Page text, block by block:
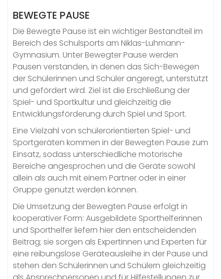
BEWEGTE PAUSE
Die Bewegte Pause ist ein wichtiger Bestandteil im
Bereich des Schulsports am Niklas-Luhmann-
Gymnasium. Unter Bewegter Pause werden
Pausen verstanden, in denen das Sich-Bewegen
der Schülerinnen und Schüler angeregt, unterstützt
und gefördert wird. Ziel ist die Erschließung der
Spiel- und Sportkultur und gleichzeitig die
Entwicklungsförderung durch Spiel und Sport.
Eine Vielzahl von schülerorientierten Spiel- und
Sportgeräten kommen in der Bewegten Pause zum
Einsatz, sodass unterschiedliche motorische
Bereiche angesprochen und die Geräte sowohl
allein als auch mit einem Partner oder in einer
Gruppe genutzt werden können.
Die Umsetzung der Bewegten Pause erfolgt in
kooperativer Form: Ausgebildete Sporthelferinnen
und Sporthelfer liefern hier den entscheidenden
Beitrag; sie sorgen als Expertinnen und Experten für
eine reibungslose Geräteausleihe in der Pause und
stehen den Schülerinnen und Schülern gleichzeitig